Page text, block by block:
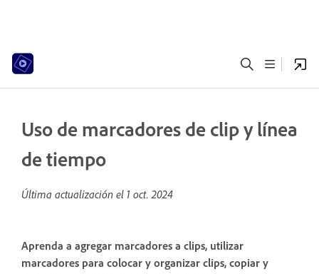
Uso de marcadores de clip y línea
de tiempo
Última actualización el 1 oct. 2024
Aprenda a agregar marcadores a clips, utilizar
marcadores para colocar y organizar clips, copiar y